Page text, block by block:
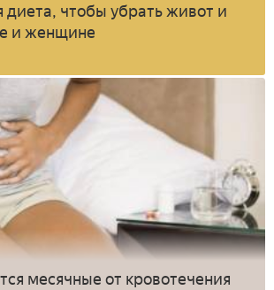
чтобы убрать живот и
и женщине
месячные от кровотечения